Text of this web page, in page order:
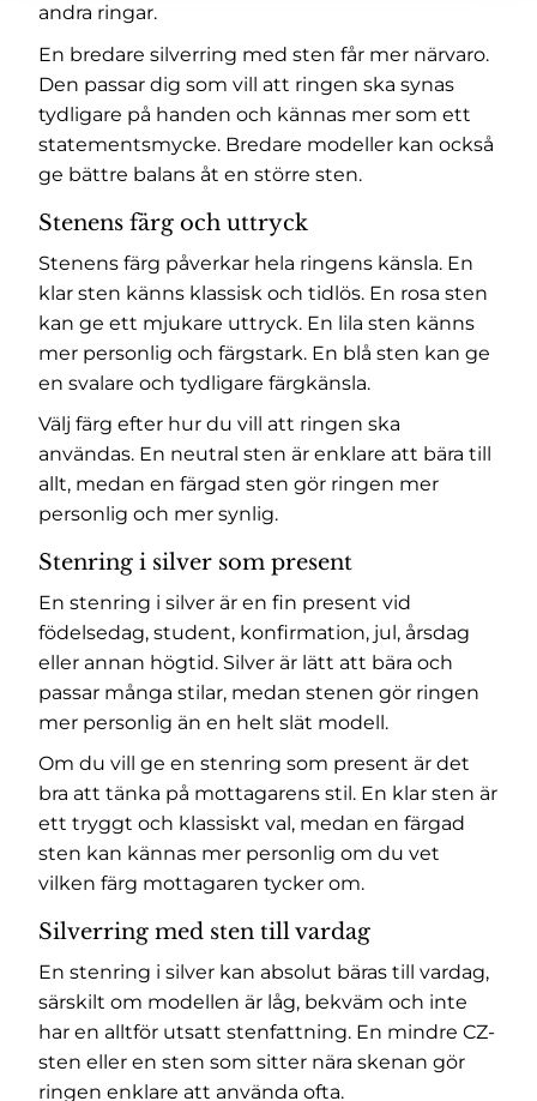
andra ringar.
En bredare silverring med sten får mer närvaro.
Den passar dig som vill att ringen ska synas
tydligare på handen och kännas mer som ett
statementsmycke. Bredare modeller kan också
ge bättre balans åt en större sten.
Stenens färg och uttryck
Stenens färg påverkar hela ringens känsla. En
klar sten känns klassisk och tidlös. En rosa sten
kan ge ett mjukare uttryck. En lila sten känns
mer personlig och färgstark. En blå sten kan ge
en svalare och tydligare färgkänsla.
Välj färg efter hur du vill att ringen ska
användas. En neutral sten är enklare att bära till
allt, medan en färgad sten gör ringen mer
personlig och mer synlig.
Stenring i silver som present
En stenring i silver är en fin present vid
födelsedag, student, konfirmation, jul, årsdag
eller annan högtid. Silver är lätt att bära och
passar många stilar, medan stenen gör ringen
mer personlig än en helt slät modell.
Om du vill ge en stenring som present är det
bra att tänka på mottagarens stil. En klar sten är
ett tryggt och klassiskt val, medan en färgad
sten kan kännas mer personlig om du vet
vilken färg mottagaren tycker om.
Silverring med sten till vardag
En stenring i silver kan absolut bäras till vardag,
särskilt om modellen är låg, bekväm och inte
har en alltför utsatt stenfattning. En mindre CZ-
sten eller en sten som sitter nära skenan gör
ringen enklare att använda ofta.